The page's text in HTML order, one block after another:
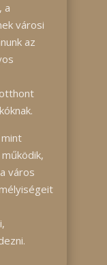
a
városi
az
város